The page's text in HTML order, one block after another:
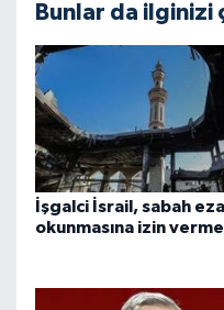
Bunlar da ilginizi
İşgalci İsrail, sabah
okunmasına izin
Müftülüğü
Müftülüğü
Müftülüğü